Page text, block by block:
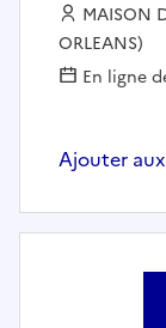
MAISON
ORLEANS)
En ligne
Ajouter